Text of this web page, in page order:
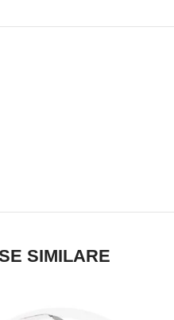
SIMILARE